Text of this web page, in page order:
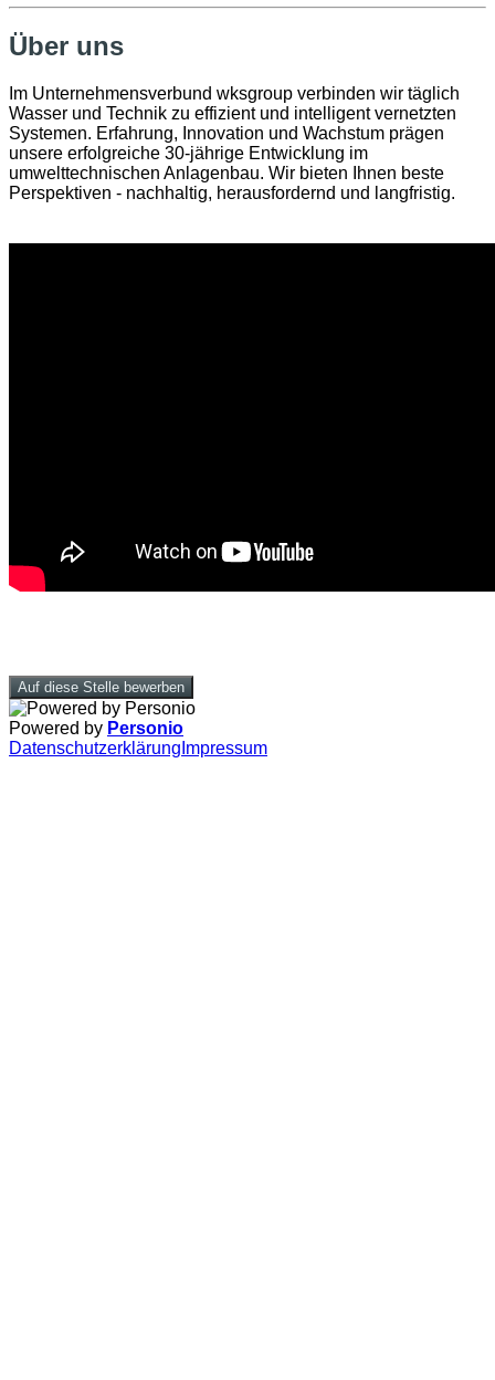
Über uns
Im Unternehmensverbund wksgroup verbinden wir täglich
Wasser und Technik zu effizient und intelligent vernetzten
Systemen. Erfahrung, Innovation und Wachstum prägen
unsere erfolgreiche 30-jährige Entwicklung im
umwelttechnischen Anlagenbau. Wir bieten Ihnen beste
Perspektiven - nachhaltig, herausfordernd und langfristig.
Auf diese Stelle bewerben
Powered by Personio
Datenschutzerklärung Impressum